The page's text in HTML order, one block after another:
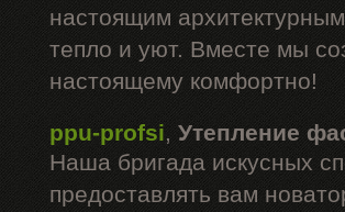
настоящим
тепло и уют. Вместе мы
настоящему комфортно!
ppu-profsi, Утепление
Наша бригада искусных
предоставлять вам